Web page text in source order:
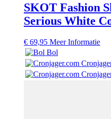
SKOT Fashion
Serious White
€ 69,95 Meer Informatie
Bol